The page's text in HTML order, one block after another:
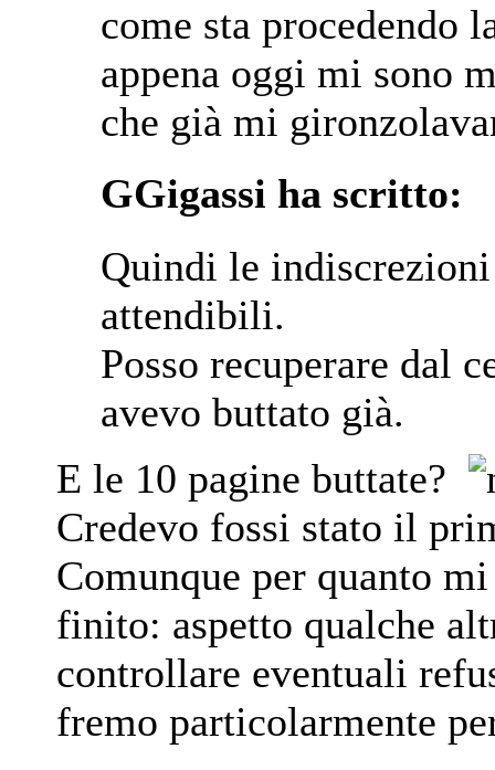
come sta procedendo
appena oggi mi sono
che già mi
GGigassi ha scritto:
Quindi le
attendibili.
Posso recuperare dal
avevo buttato già.
E le 10 pagine buttate?
Credevo fossi stato il
Comunque per quanto
finito: aspetto qualche
controllare eventuali
fremo particolarmente